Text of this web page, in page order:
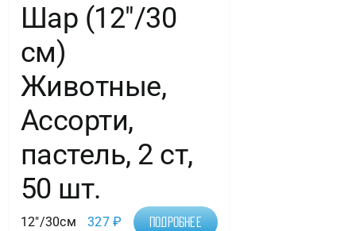
Шар (12″/30
см)
Животные,
Ассорти,
пастель, 2 ст,
50 шт.
12"/30см 327₽ Подробнее